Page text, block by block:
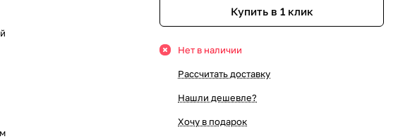
Купить в 1 клик
Нет в наличии
Рассчитать доставку
Нашли дешевле?
Хочу в подарок